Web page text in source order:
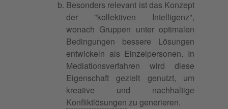
Besonders relevant ist das Konzept
der "kollektiven Intelligenz",
wonach Gruppen unter optimalen
Bedingungen bessere Lösungen
entwickeln als Einzelpersonen. In
Mediationsverfahren wird diese
Eigenschaft gezielt genutzt, um
kreative und nachhaltige
Konfliktlösungen zu generieren.